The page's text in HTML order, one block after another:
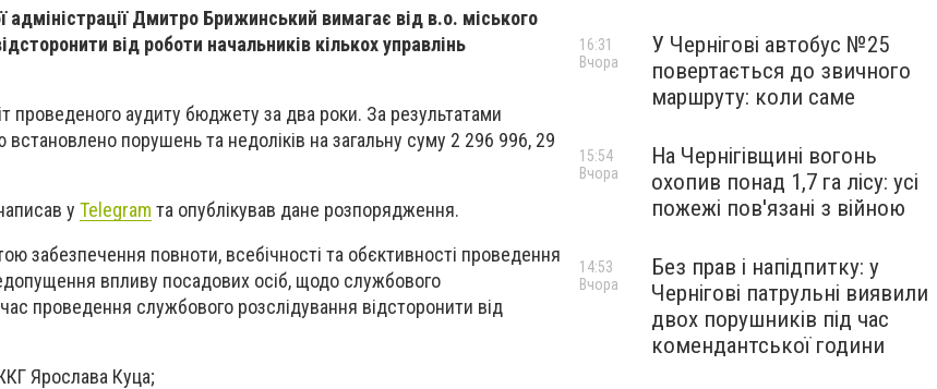
адміністрації Дмитро Брижинський вимагає від в.о. міського
від роботи начальників кількох управлінь
проведеного аудиту бюджету за два роки. За результатами
порушень та недоліків на загальну суму 2 296 996, 29
у Telegram та опублікував дане розпорядження.
забезпечення повноти, всебічності та обєктивності проведення
впливу посадових осіб, щодо службового
проведення службового розслідування відсторонити від
Ярослава Куца;
У Чернігові автобус №25
повертається до звичного
маршруту: коли саме
16:31
Вчора
На Чернігівщині вогонь
охопив понад 1,7 га лісу: усі
пожежі пов'язані з війною
15:54
Вчора
Без прав і напідпитку: у
Чернігові патрульні виявили
двох порушників під час
комендантської години
14:53
Вчора